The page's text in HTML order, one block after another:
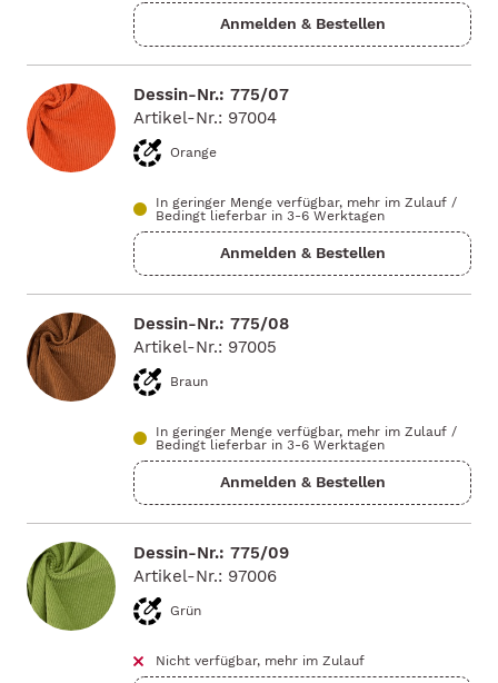
Dessin-Nr.: 775/07
Artikel-Nr.: 97004
Orange
In geringer Menge verfügbar, mehr im Zulauf /
Bedingt lieferbar in 3-6 Werktagen
Dessin-Nr.: 775/08
Artikel-Nr.: 97005
Braun
In geringer Menge verfügbar, mehr im Zulauf /
Bedingt lieferbar in 3-6 Werktagen
Dessin-Nr.: 775/09
Artikel-Nr.: 97006
Grün
Nicht verfügbar, mehr im Zulauf